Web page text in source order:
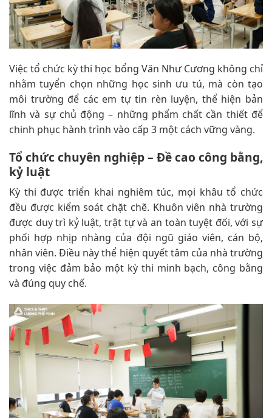
Việc tổ chức kỳ thi học bổng Văn Như Cương không chỉ
nhằm tuyển chọn những học sinh ưu tú, mà còn tạo
môi trường để các em tự tin rèn luyện, thể hiện bản
lĩnh và sự chủ động – những phẩm chất cần thiết để
chinh phục hành trình vào cấp 3 một cách vững vàng.
Tổ chức chuyên nghiệp – Đề cao công bằng,
kỷ luật
Kỳ thi được triển khai nghiêm túc, mọi khâu tổ chức
đều được kiểm soát chặt chẽ. Khuôn viên nhà trường
được duy trì kỷ luật, trật tự và an toàn tuyệt đối, với sự
phối hợp nhịp nhàng của đội ngũ giáo viên, cán bộ,
nhân viên. Điều này thể hiện quyết tâm của nhà trường
trong việc đảm bảo một kỳ thi minh bạch, công bằng
và đúng quy chế.